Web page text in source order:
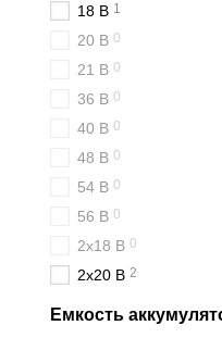
18 В 1
20 В 0
21 В 0
36 В 0
40 В 0
48 В 0
54 В 0
56 В 0
2х18 В 0
2х20 В 2
Емкость